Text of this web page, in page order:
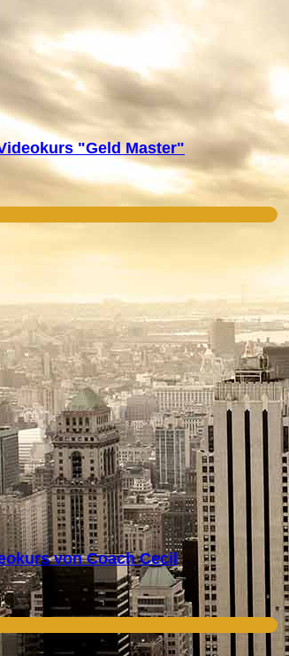
"Geld Master"
von Coach Cecil